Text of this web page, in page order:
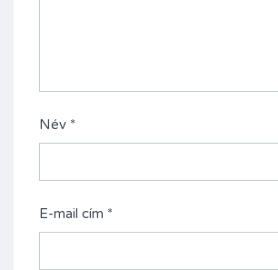
Név *
E-mail cím *